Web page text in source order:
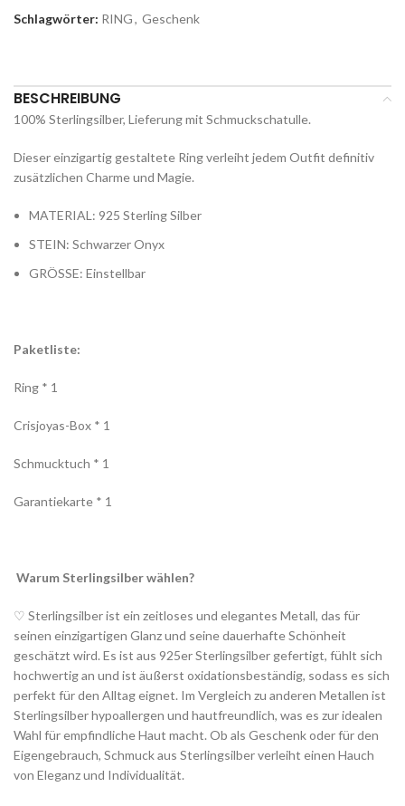
Schlagwörter: RING, Geschenk
BESCHREIBUNG
100% Sterlingsilber, Lieferung mit Schmuckschatulle.
Dieser einzigartig gestaltete Ring verleiht jedem Outfit definitiv
zusätzlichen Charme und Magie.
MATERIAL: 925 Sterling Silber
STEIN: Schwarzer Onyx
GRÖSSE: Einstellbar
Paketliste:
Ring * 1
Crisjoyas-Box * 1
Schmucktuch * 1
Garantiekarte * 1
Warum Sterlingsilber wählen?
♡ Sterlingsilber ist ein zeitloses und elegantes Metall, das für
seinen einzigartigen Glanz und seine dauerhafte Schönheit
geschätzt wird. Es ist aus 925er Sterlingsilber gefertigt, fühlt sich
hochwertig an und ist äußerst oxidationsbeständig, sodass es sich
perfekt für den Alltag eignet. Im Vergleich zu anderen Metallen ist
Sterlingsilber hypoallergen und hautfreundlich, was es zur idealen
Wahl für empfindliche Haut macht. Ob als Geschenk oder für den
Eigengebrauch, Schmuck aus Sterlingsilber verleiht einen Hauch
von Eleganz und Individualität.